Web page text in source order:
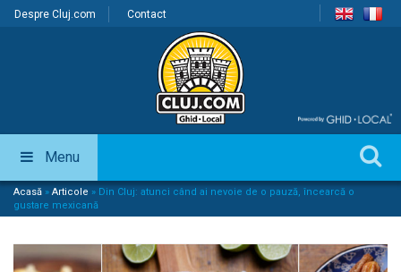
Despre Cluj.com Contact
Menu
Acasă » Articole » Din Cluj: atunci când ai nevoie de o pauză, încearcă o
gustare mexicană